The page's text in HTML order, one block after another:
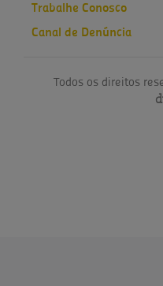
Trabalhe Conosco
Canal de Denúncia
Todos os direitos